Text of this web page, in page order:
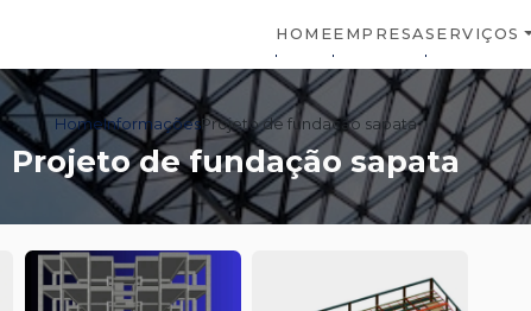
HOMEEMPRESASERVIÇOS
HomeInformaçõesProjeto de fundação sapata
Projeto de fundação sapata